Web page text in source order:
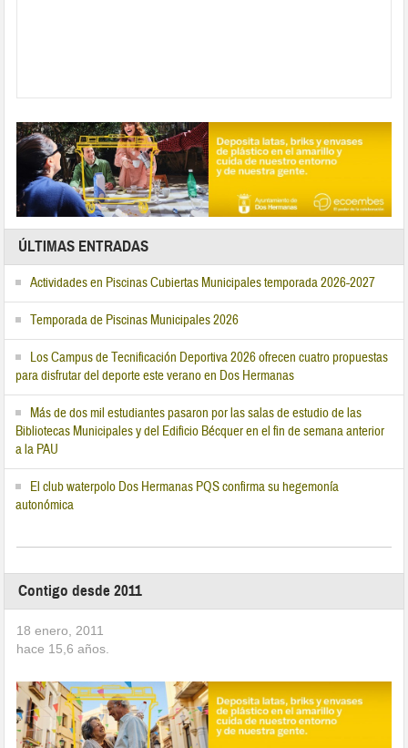
ÚLTIMAS ENTRADAS
Actividades en Piscinas Cubiertas Municipales temporada 2026-2027
Temporada de Piscinas Municipales 2026
Los Campus de Tecnificación Deportiva 2026 ofrecen cuatro propuestas
para disfrutar del deporte este verano en Dos Hermanas
Más de dos mil estudiantes pasaron por las salas de estudio de las
Bibliotecas Municipales y del Edificio Bécquer en el fin de semana anterior
a la PAU
El club waterpolo Dos Hermanas PQS confirma su hegemonía
autonómica
Contigo desde 2011
18 enero, 2011
hace 15,6 años.